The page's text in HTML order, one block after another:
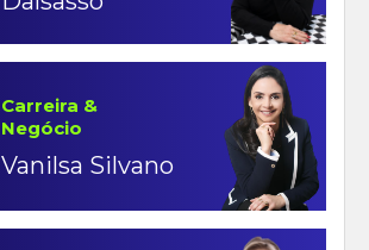
Carreira &
Negócio
Vanilsa Silvano